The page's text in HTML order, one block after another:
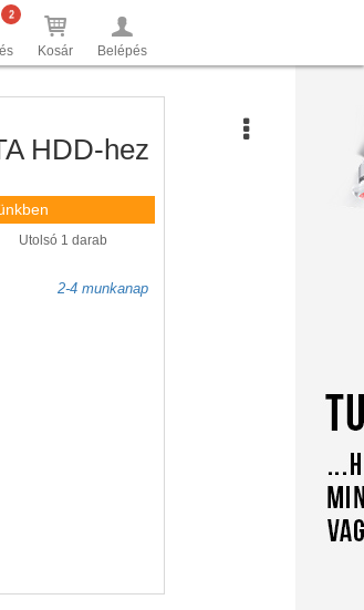
2
Kosár Belépés
HDD-hez
Utolsó 1 darab
2-4 munkanap